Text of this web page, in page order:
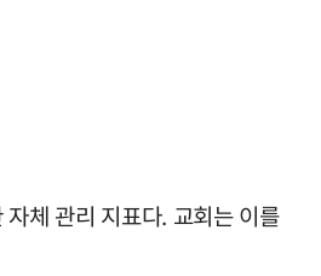
체 관리 지표다. 교회는 이를